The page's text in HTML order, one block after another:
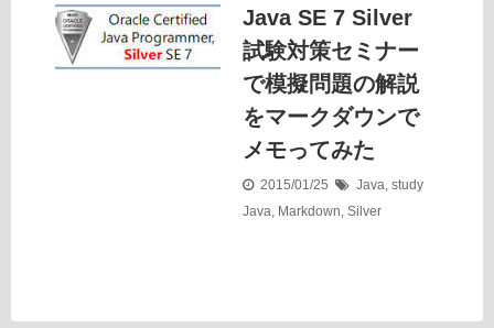
Java SE 7 Silver
試験対策セミナー
で模擬問題の解説
をマークダウンで
メモってみた
2015/01/25 Java, study
Java, Markdown, Silver